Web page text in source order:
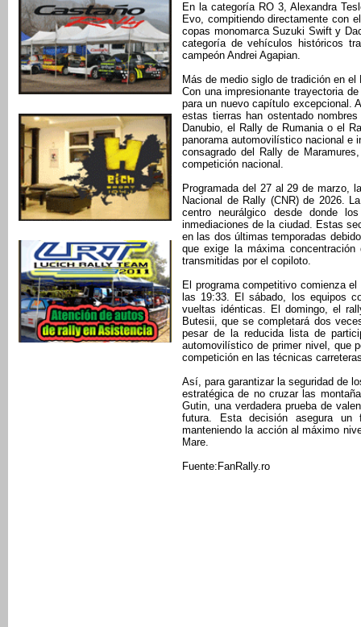
En la categoría RO 3, Alexandra
Evo, compitiendo directamente con
copas monomarca Suzuki Swift y
categoría de vehículos históricos
campeón Andrei Agapian.
Más de medio siglo de tradición en el
Con una impresionante trayectoria
para un nuevo capítulo excepcional.
estas tierras han ostentado
Danubio, el Rally de Rumania o el
panorama automovilístico nacional e
consagrado del Rally de
competición nacional.
Programada del 27 al 29 de marzo,
Nacional de Rally (CNR) de 2026.
centro neurálgico desde donde
inmediaciones de la ciudad. Estas
en las dos últimas temporadas
que exige la máxima
transmitidas por el copiloto.
El programa competitivo comienza
las 19:33. El sábado, los equipos
vueltas idénticas. El domingo, el
Butesii, que se completará dos
pesar de la reducida lista de
automovilístico de primer nivel, que
competición en las técnicas
Así, para garantizar la seguridad de
estratégica de no cruzar las
Gutin, una verdadera prueba de
futura. Esta decisión asegura un
manteniendo la acción al máximo
Mare.
Fuente:FanRally.ro